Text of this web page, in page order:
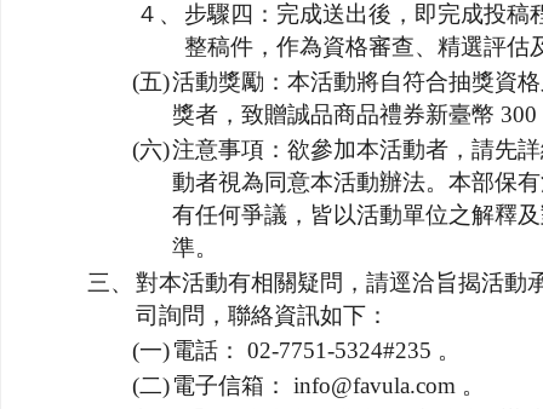
４、
步驟四：完成送出後，即完成投稿
整稿件，作為資格審查、精選評估
(五)活動獎勵：本活動將自符合抽獎資
獎者，致贈誠品商品禮券新臺幣 300
(六)注意事項：欲參加本活動者，請先
動者視為同意本活動辦法。本部保
有任何爭議，皆以活動單位之解釋
準。
三、 對本活動有相關疑問，請逕洽旨揭活動
司詢問，聯絡資訊如下：
(一)電話： 02-7751-5324#235 。
(二)電子信箱： info@favula.com 。